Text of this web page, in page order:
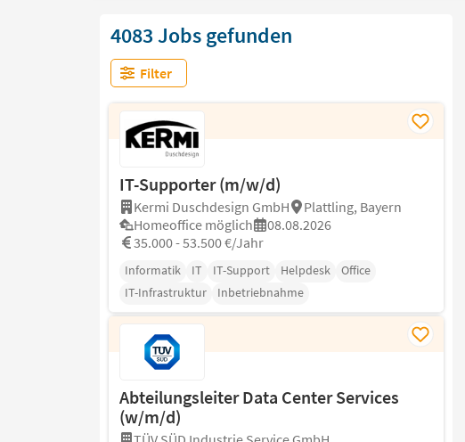
4083 Jobs gefunden
Filter
IT-Supporter (m/w/d)
Kermi Duschdesign GmbH
Plattling, Bayern
Homeoffice möglich
08.08.2026
35.000 - 53.500 €/Jahr
Informatik IT IT-Support Helpdesk
Office
IT-Infrastruktur
Inbetriebnahme
Abteilungsleiter Data Center Services
(w/m/d)